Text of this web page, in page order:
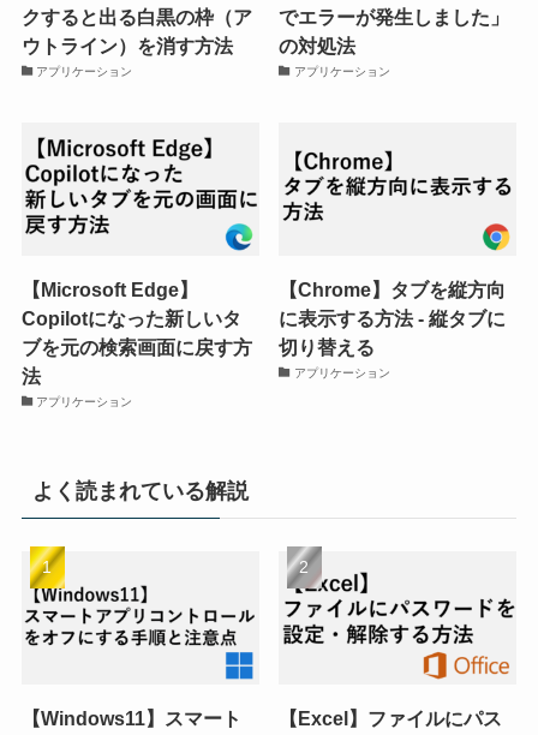
クすると出る白黒の枠（ア
ウトライン）を消す方法
アプリケーション
でエラーが発生しました」
の対処法
アプリケーション
【Microsoft Edge】
Copilotになった新しいタ
ブを元の検索画面に戻す方
法
アプリケーション
【Chrome】タブを縦方向
に表示する方法 - 縦タブに
切り替える
アプリケーション
よく読まれている解説
【Windows11】スマート
【Excel】ファイルにパス